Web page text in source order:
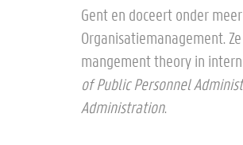
Gent en doceert onder
Organisatiemanagement.
mangement theory in
of Public Personnel
Administration.